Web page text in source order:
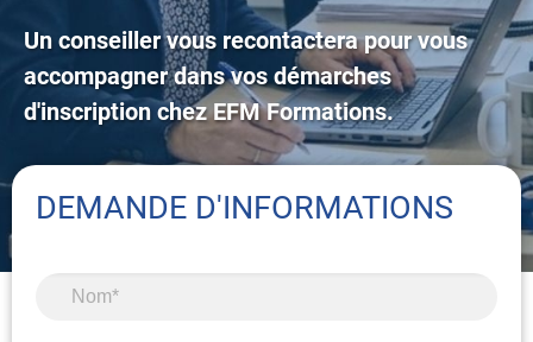
Un conseiller vous recontactera pour vous
accompagner dans vos démarches
d'inscription chez EFM Formations.
DEMANDE D'INFORMATIONS